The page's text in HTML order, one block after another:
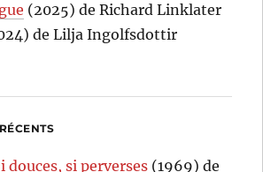
(2025) de Richard Linklater
de Lilja Ingolfsdottir
douces, si perverses (1969) de